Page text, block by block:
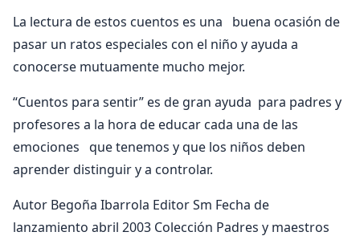
La lectura de estos cuentos es una buena ocasión de
pasar un ratos especiales con el niño y ayuda a
conocerse mutuamente mucho mejor.
“Cuentos para sentir” es de gran ayuda para padres y
profesores a la hora de educar cada una de las
emociones que tenemos y que los niños deben
aprender distinguir y a controlar.
Autor Begoña Ibarrola Editor Sm Fecha de
lanzamiento abril 2003 Colección Padres y maestros